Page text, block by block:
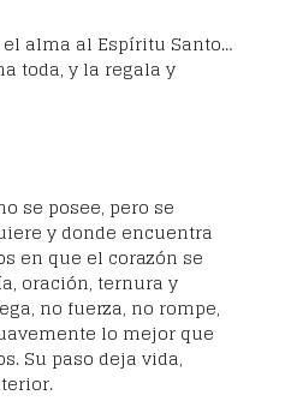
alma al Espíritu Santo…
toda, y la regala y
se posee, pero se
y donde encuentra
en que el corazón se
oración, ternura y
no fuerza, no rompe,
lo mejor que
Su paso deja vida,